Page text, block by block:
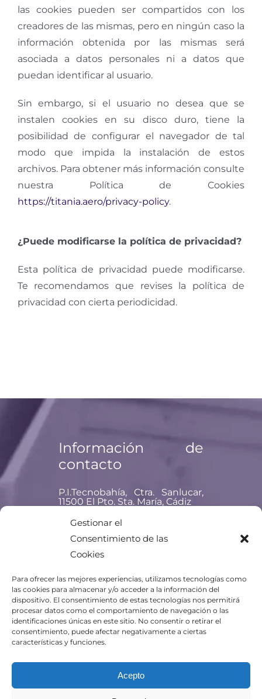
Gestionar el
Consentimiento de las
Cookies
Para ofrecer las mejores experiencias, utilizamos tecnologías como
las cookies para almacenar y/o acceder a la información del
dispositivo. El consentimiento de estas tecnologías nos permitirá
procesar datos como el comportamiento de navegación o las
identificaciones únicas en este sitio. No consentir o retirar el
consentimiento, puede afectar negativamente a ciertas
características y funciones.
Acepto
las cookies pueden ser compartidos con los
creadores de las mismas, pero en ningún caso la
información obtenida por las mismas será
asociada a datos personales ni a datos que
puedan identificar al usuario.
Sin embargo, si el usuario no desea que se
instalen cookies en su disco duro, tiene la
posibilidad de configurar el navegador de tal
modo que impida la instalación de estos
archivos. Para obtener más información consulte
nuestra Política de Cookies
https://titania.aero/privacy-policy.
¿Puede modificarse la política de privacidad?
Esta política de privacidad puede modificarse.
Te recomendamos que revises la política de
privacidad con cierta periodicidad.
Información de
contacto
P.I.Tecnobahía, Ctra. Sanlucar,
11500 El Pto. Sta. María, Cádiz
Teléfono: +34 956 477 837
Email:titania@titania.aero